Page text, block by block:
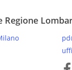
–
Regione